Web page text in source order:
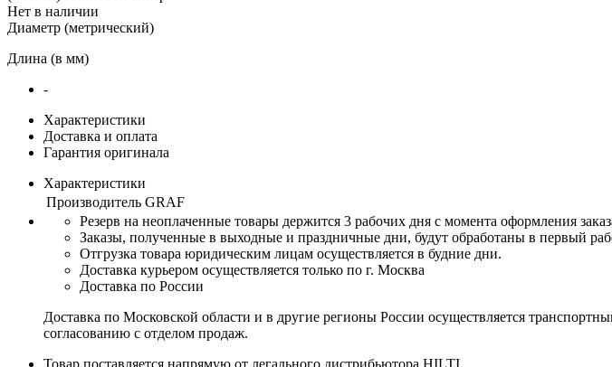
Нет в наличии
Диаметр (метрический)
Длина (в мм)
-
Характеристики
Доставка и оплата
Гарантия оригинала
Характеристики
Производитель GRAF
Резерв на неоплаченные товары держится 3 рабочих дня с момента оформления
Заказы, полученные в выходные и праздничные дни, будут обработаны в первый
Отгрузка товара юридическим лицам осуществляется в будние дни.
Доставка курьером осуществляется только по г. Москва
Доставка по России
Доставка по Московской области и в другие регионы России осуществляется
согласованию с отделом продаж.
Товар поставляется напрямую от легального дистрибьютора HILTI.